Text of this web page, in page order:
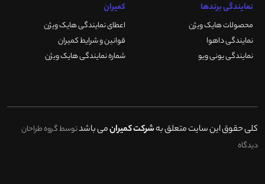
نمایندگی برندها
محصولات هایک ویژن
نمایندگی داهوا
نمایندگی یونی ویو
کمیران
اعطای نمایندگی هایک ویژن
قوانین و شرایط کمیران
شماره نمایندگی هایک ویژن
کلی حقوق این سایت متعلق بهشرکت کمیرانمی باشدتوسط گروه طراحان
دیدگاه